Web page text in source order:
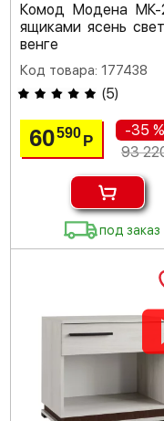
Комод Модена МК-
ящиками ясень
венге
Код товара: 177438
(5)
60590Р
-35 %
93
под заказ